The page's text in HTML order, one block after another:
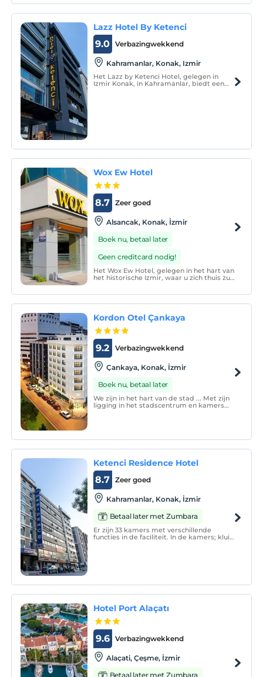
perfecte vakantie met zijn zee-zand-zon
trio.
Lazz Hotel By Ketenci
Verbazingwekkend
9.0
Kahramanlar, Konak, Izmir
Het Lazz by Ketenci Hotel, gelegen in
Izmir Konak, in Kahramanlar, biedt een
Wox Ew Hotel
Zeer goed
8.7
Alsancak, Konak, İzmir
Boek nu, betaal later
Geen creditcard nodig!
Het Wox Ew Hotel, gelegen in het hart van
het historische Izmir, waar u zich thuis zult
met de historische monumenten van Izmir
en degen
Kordon Otel Çankaya
Verbazingwekkend
9.2
Çankaya, Konak, İzmir
Boek nu, betaal later
We zijn in het hart van de stad ... Met zijn
ligging in het stadscentrum en kamers
Ketenci Residence Hotel
Zeer goed
8.7
Kahramanlar, Konak, İzmir
Betaal later met Zumbara
Er zijn 33 kamers met verschillende
functies in de faciliteit. In de kamers; kluis,
Hotel Port Alaçatı
Verbazingwekkend
9.6
Alaçati, Çeşme, İzmir
Betaal later met Zumbara